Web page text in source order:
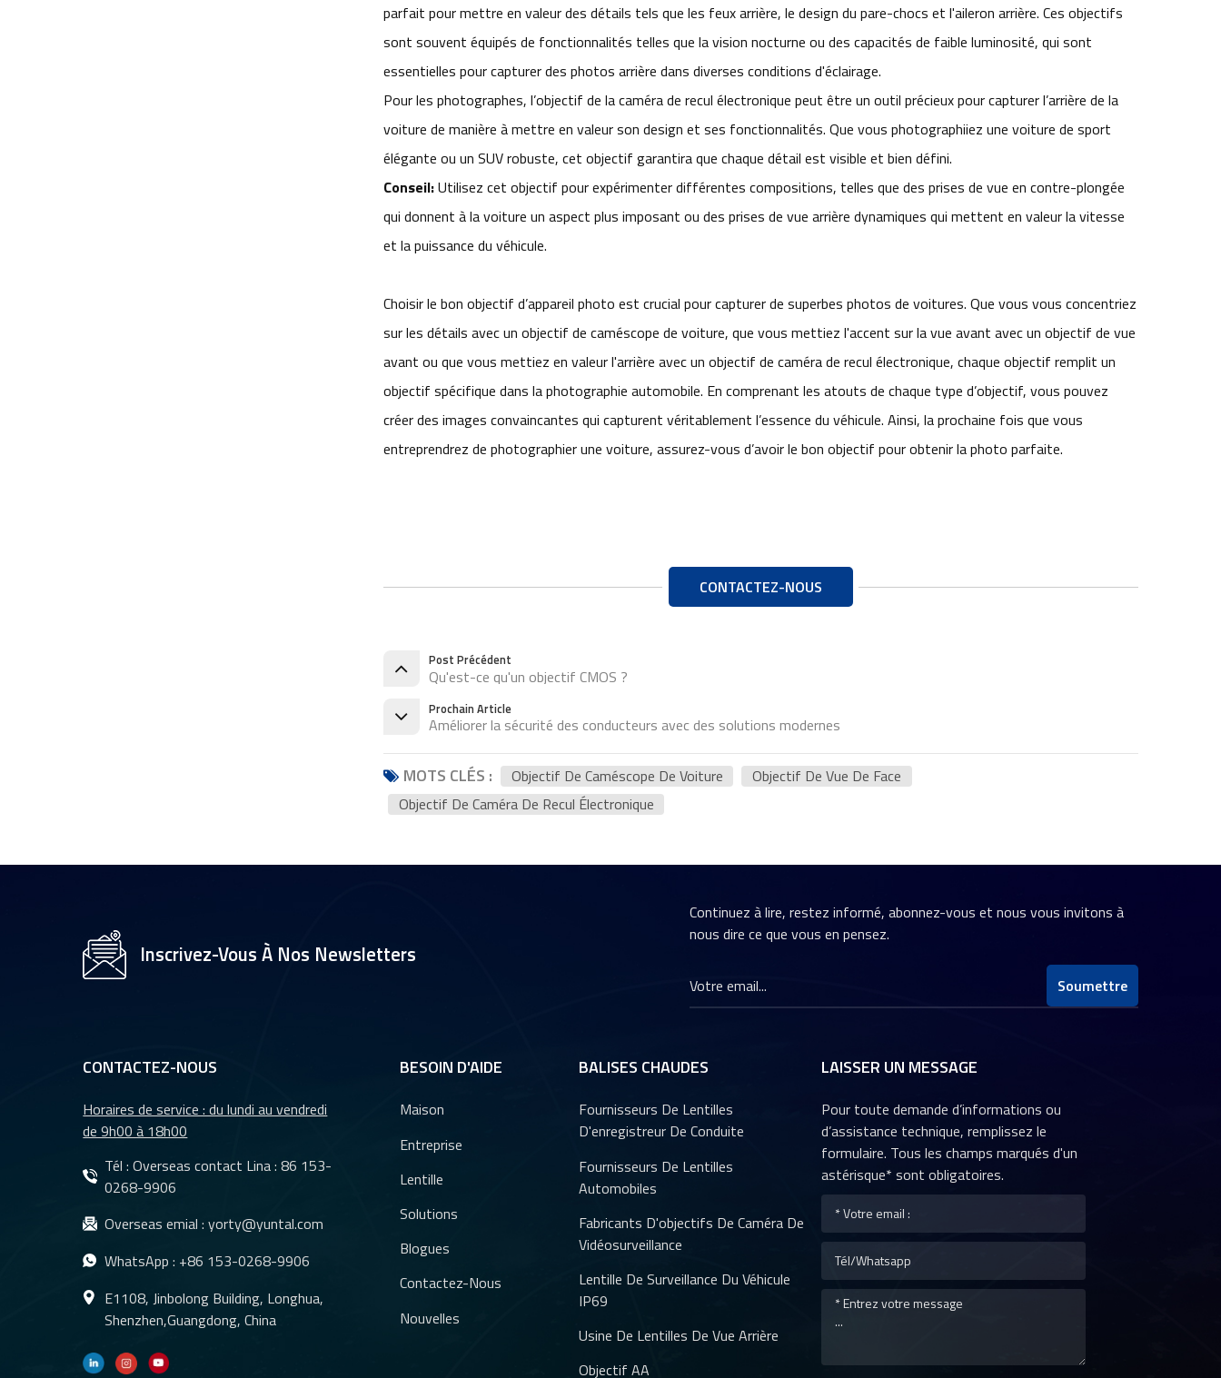
parfait pour mettre en valeur des détails tels que les feux arrière, le design du pare-chocs et l'aileron arrière. Ces objectifs
sont souvent équipés de fonctionnalités telles que la vision nocturne ou des capacités de faible luminosité, qui sont
essentielles pour capturer des photos arrière dans diverses conditions d'éclairage.
Pour les photographes, l’objectif de la caméra de recul électronique peut être un outil précieux pour capturer l’arrière de la
voiture de manière à mettre en valeur son design et ses fonctionnalités. Que vous photographiiez une voiture de sport
élégante ou un SUV robuste, cet objectif garantira que chaque détail est visible et bien défini.
Conseil:Utilisez cet objectif pour expérimenter différentes compositions, telles que des prises de vue en contre-plongée
qui donnent à la voiture un aspect plus imposant ou des prises de vue arrière dynamiques qui mettent en valeur la vitesse
et la puissance du véhicule.
Choisir le bon objectif d’appareil photo est crucial pour capturer de superbes photos de voitures. Que vous vous concentriez
sur les détails avec un objectif de caméscope de voiture, que vous mettiez l'accent sur la vue avant avec un objectif de vue
avant ou que vous mettiez en valeur l'arrière avec un objectif de caméra de recul électronique, chaque objectif remplit un
objectif spécifique dans la photographie automobile. En comprenant les atouts de chaque type d’objectif, vous pouvez
créer des images convaincantes qui capturent véritablement l’essence du véhicule. Ainsi, la prochaine fois que vous
entreprendrez de photographier une voiture, assurez-vous d’avoir le bon objectif pour obtenir la photo parfaite.
CONTACTEZ-NOUS
Post Précédent
Qu'est-ce qu'un objectif CMOS ?
Prochain Article
Améliorer la sécurité des conducteurs avec des solutions modernes
MOTS CLÉS : Objectif De Caméscope De Voiture
Objectif De Vue De Face
Objectif De Caméra De Recul Électronique
Inscrivez-Vous À Nos Newsletters
Continuez à lire, restez informé, abonnez-vous et nous vous invitons à
nous dire ce que vous en pensez.
Soumettre
CONTACTEZ-NOUS
Horaires de service : du lundi au vendredi
de 9h00 à 18h00
Tél : Overseas contact Lina :86 153-
0268-9906
Overseas emial :yorty@yuntal.com
WhatsApp : +86 153-0268-9906
E1108, Jinbolong Building, Longhua,
Shenzhen,Guangdong, China
BESOIN D'AIDE
Maison
Entreprise
Lentille
Solutions
Blogues
Contactez-Nous
Nouvelles
BALISES CHAUDES
Fournisseurs De Lentilles
D'enregistreur De Conduite
Fournisseurs De Lentilles
Automobiles
Fabricants D'objectifs De Caméra De
Vidéosurveillance
Lentille De Surveillance Du Véhicule
IP69
Usine De Lentilles De Vue Arrière
Objectif AA
LAISSER UN MESSAGE
Pour toute demande d’informations ou
d’assistance technique, remplissez le
formulaire. Tous les champs marqués d'un
astérisque* sont obligatoires.